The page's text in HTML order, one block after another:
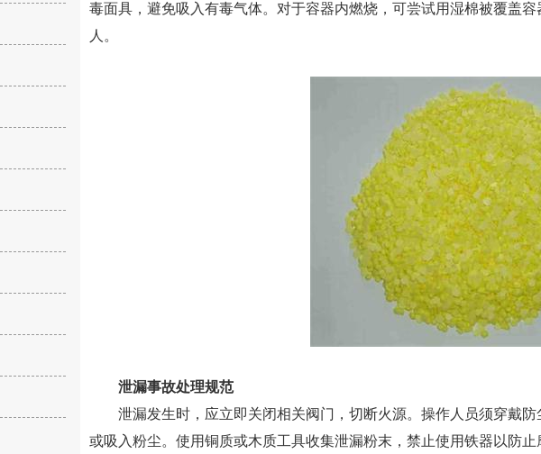
毒面具，避免吸入有毒气体。对于容器内燃烧，可尝试用湿棉被覆盖
人。
泄漏事故处理规范
泄漏发生时，应立即关闭相关阀门，切断火源。操作人员须穿戴防
或吸入粉尘。使用铜质或木质工具收集泄漏粉末，禁止使用铁器以防